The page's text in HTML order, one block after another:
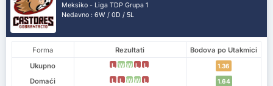
Meksiko - Liga TDP Grupa 1
Nedavno : 6W / 0D / 5L
Forma Rezultati
Bodova po Utakmici
Ukupno
L W W L L 1.36
Domaći L L W W L 1.64